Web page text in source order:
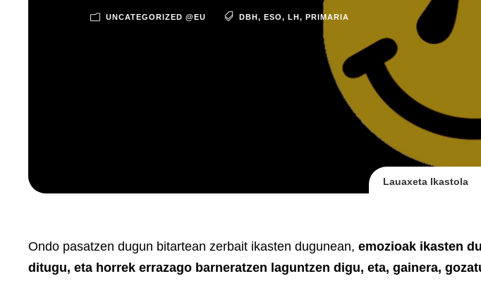
UNCATEGORIZED @EU DBH, ESO, LH, PRIMARIA
Lauaxeta Ikastola
Ondo pasatzen dugun bitartean zerbait ikasten dugunean, emozioak ikasten
ditugu, eta horrek errazago barneratzen laguntzen digu, eta, gainera,